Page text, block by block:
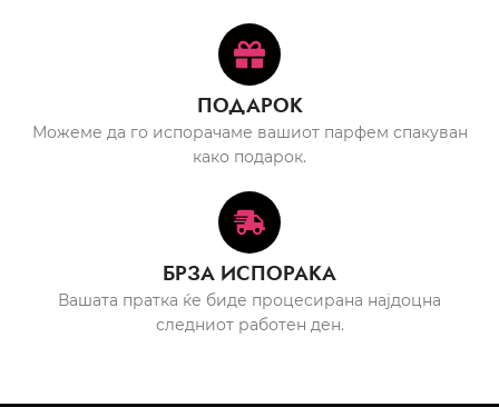
ПОДАРОК
Можеме да го испорачаме вашиот парфем спакуван
како подарок.
БРЗА ИСПОРАКА
Вашата пратка ќе биде процесирана најдоцна
следниот работен ден.